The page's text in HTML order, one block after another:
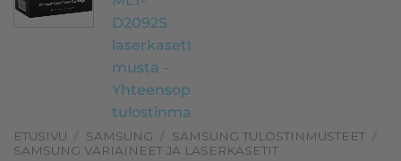
ETUSIVU / SAMSUNG / SAMSUNG TULOSTINMUSTEET /
SAMSUNG VÄRIAINEET JA LASERKASETIT